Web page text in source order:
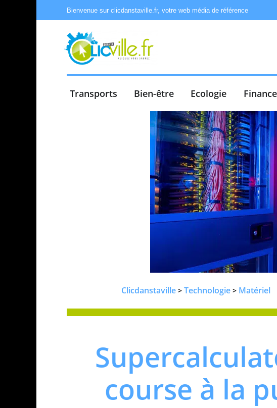
Bienvenue sur clicdanstaville.fr, votre web média de référence
Transports Bien-être Ecologie
Clicdanstaville> Technologie> Matériel
course à la